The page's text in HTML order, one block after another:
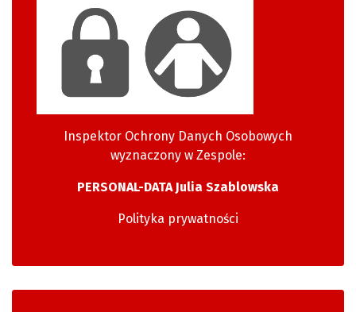
Inspektor Ochrony Danych Osobowych
wyznaczony w Zespole:
PERSONAL-DATA Julia Szablowska
Polityka prywatności